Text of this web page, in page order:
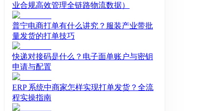
业合规高效管理全链路物流数据）
普宁电商打单有什么讲究？服装产业带批
量发货的打单技巧
快递对接码是什么？电子面单账户与密钥
申请与配置
ERP 系统中商家怎样实现打单发货？全流
程实操指南